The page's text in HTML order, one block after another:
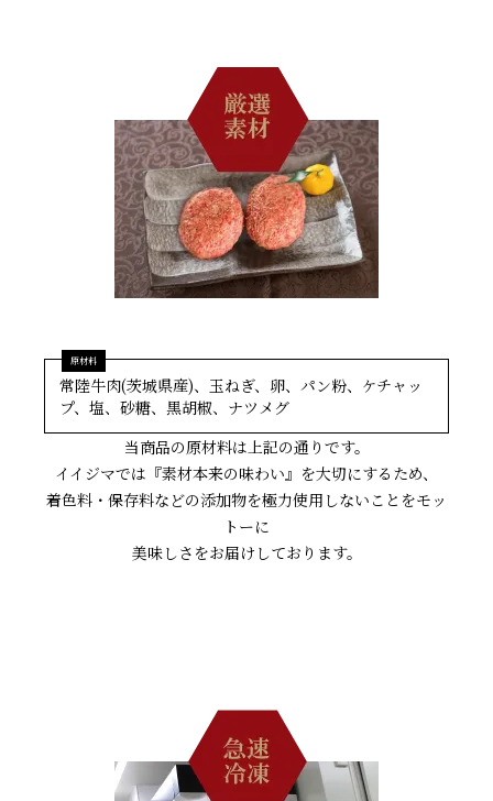
お中元ギフト
お中元ハムギフ
ト
出産内祝い 結婚内祝い 法事・香典返し
長寿祝い 高級肉ギフト 法人ギフト
LINEギフト ふるさと納税
常陸牛肉(茨城県産)、玉ねぎ、卵、パン粉、ケチャッ
プ、塩、砂糖、黒胡椒、ナツメグ
当商品の原材料は上記の通りです。
イイジマでは『素材本来の味わい』を大切にするため、
着色料・保存料などの添加物を極力使用しないことをモッ
トーに
美味しさをお届けしております。